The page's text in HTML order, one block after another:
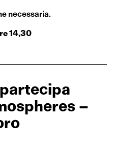
necessaria.
14,30
–